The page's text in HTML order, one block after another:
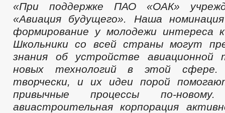
«При поддержке ПАО «ОАК»
«Авиация будущего». Наша
формирование у молодежи интереса
Школьники со всей страны могут
знания об устройстве авиационной
новых технологий в этой
творчески, и их идеи порой
привычные процессы по-новому.
авиастроительная корпорация